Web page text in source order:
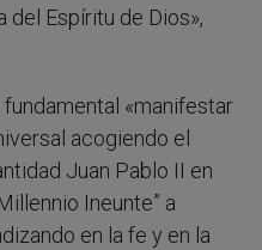
Espíritu de Dios»,
«manifestar
acogiendo el
Juan Pablo II en
Ineunte” a
en la fe y en la